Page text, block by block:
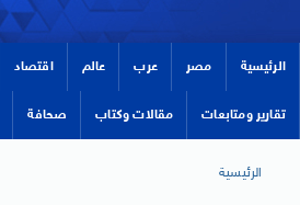
الرئيسية مصر عرب عالم اقتصاد
تقارير ومتابعات مقالات وكتاب صحافة
الرئيسية